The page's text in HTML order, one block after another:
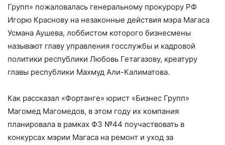
Групп» пожаловалась генеральному прокурору РФ
Игорю Краснову на незаконные действия мэра Магаса
Усмана Аушева, лоббистом которого бизнесмены
называют главу управления госслужбы и кадровой
политики республики Любовь Гетагазову, креатуру
главы республики Махмуд Али-Калиматова.
Как рассказал «Фортанге» юрист «Бизнес Групп»
Магомед Магомедов, в этом году их компания
планировала в рамках ФЗ №44 поучаствовать в
конкурсах мэрии Магаса на ремонт и уход за